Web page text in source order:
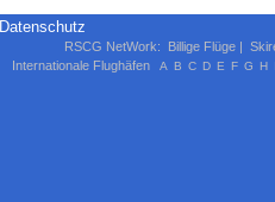
Datenschutz
RSCG NetWork: Billige Flüge |
Internationale Flughäfen
A B C D E F G H